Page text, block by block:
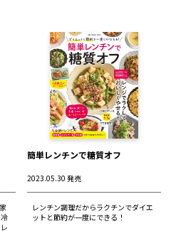
簡単レンチンで糖質オフ
2023.05.30 発売
レンチン調理だからラクチンでダイエ
ットと節約が一度にできる！